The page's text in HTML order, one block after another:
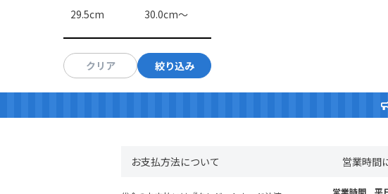
29.5cm
30.0cm～
クリア 絞り込み
お支払方法について 営業時間
営業時間 平